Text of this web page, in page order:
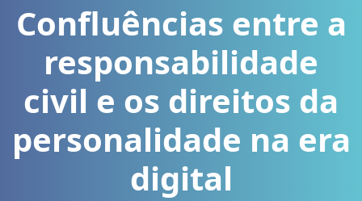
Confluências entre a
responsabilidade
civil e os direitos da
personalidade na era
digital